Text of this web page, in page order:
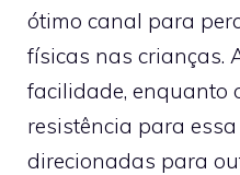
ótimo canal para
físicas nas crianças.
facilidade, enquanto
resistência para
direcionadas para